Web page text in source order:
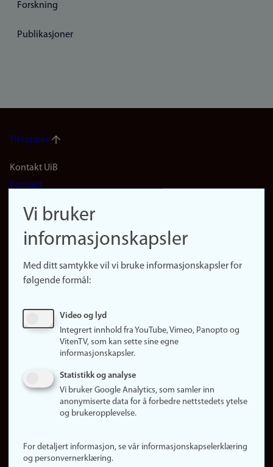
Forskning
Publikasjoner
Til toppen
Footer
(no)
Kontakt UiB
Kontakt
Finn forsker
Presse
Finn studier
Ledige stillinger
Om nettstedet
Informasjonskapsler
Personvern
Vi bruker
informasjonskapsler
Med ditt samtykke vil vi bruke informasjonskapsler for
følgende formål:
Video og lyd
Integrert innhold fra YouTube, Vimeo, Panopto og
VitenTV, som kan sette sine egne
informasjonskapsler.
Statistikk og analyse
Vi bruker Google Analytics, som samler inn
anonymiserte data for å forbedre nettstedets ytelse
og brukeropplevelse.
For detaljert informasjon, se vår informasjonskapselerklæring
og personvernerklæring.